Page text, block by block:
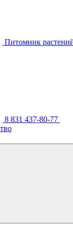
Питомник
8 831 437-80-77